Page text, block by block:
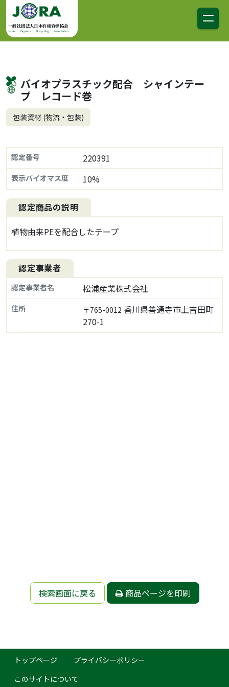
コンテンツへスキップ
メインナビゲーション
一般社団法人日本有機資源協会
Japan Organics Recycling Association
バイオプラスチック配合 シャインテー
プ レコード巻
包装資材 (物流・包装)
認定番号 220391
表示バイオマス度 10%
認定商品の説明
植物由来PEを配合したテープ
認定事業者
認定事業者名 松浦産業株式会社
住所 〒765-0012 香川県善通寺市上吉田町
270-1
検索画面に戻る 商品ページを印刷
トップページ
プライバシーポリシー
このサイトについて